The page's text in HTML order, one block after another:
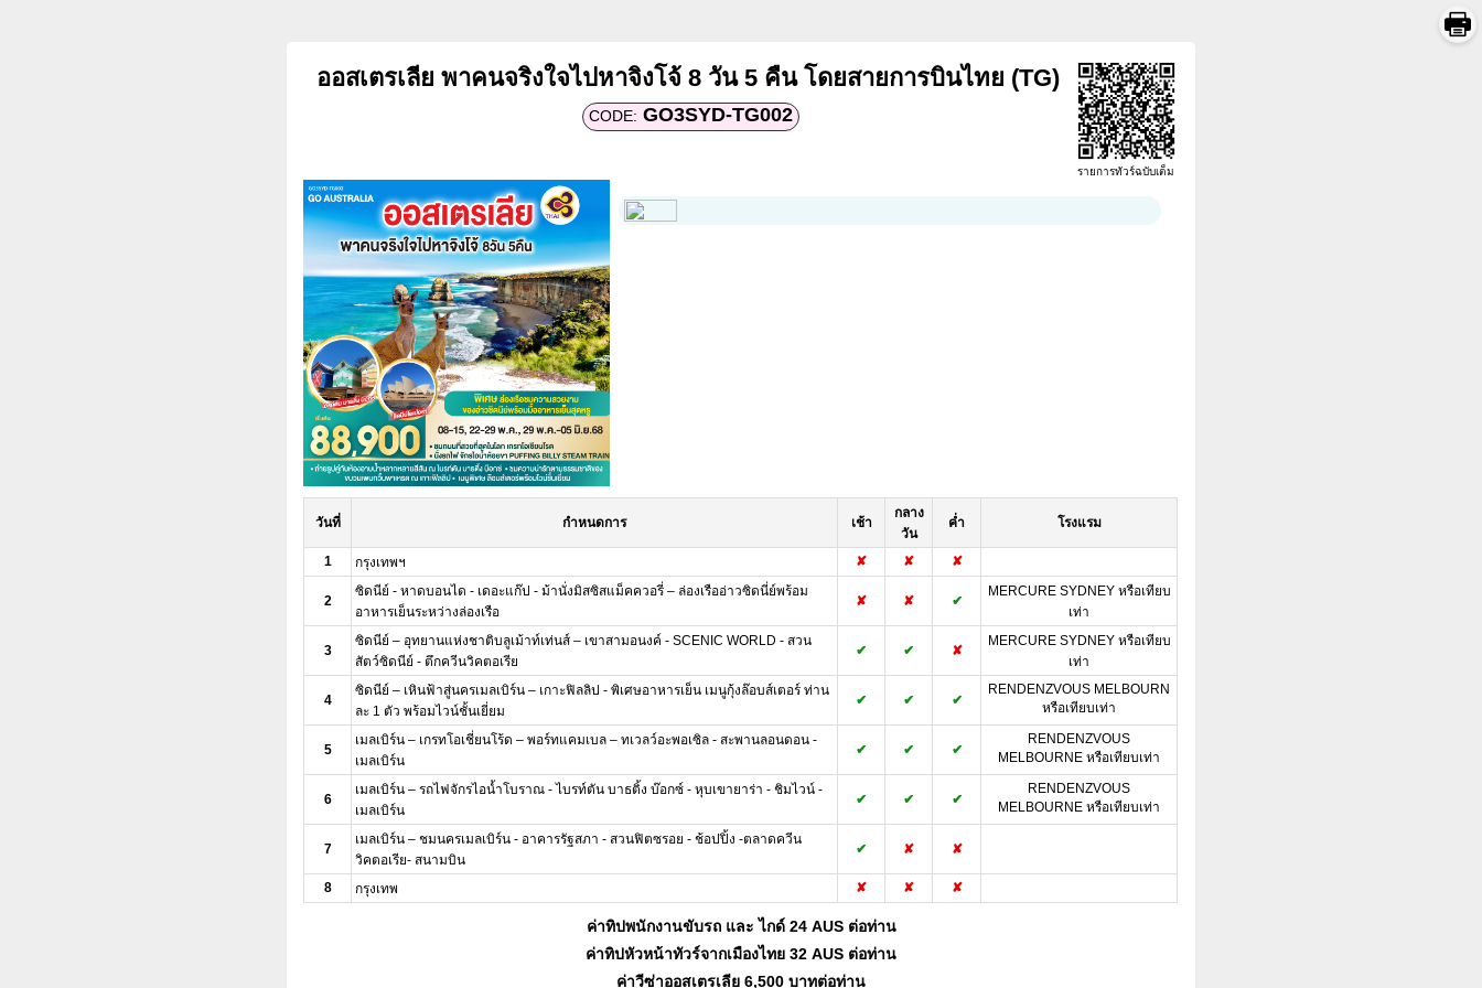
ออสเตรเลีย พาคนจริงใจไปหาจิงโจ้ 8 วัน 5 คืน โดยสายการบินไทย (TG)
CODE: GO3SYD-TG002
รายการทัวร์ฉบับเต็ม
วันที่ กำหนดการ เช้า
กลาง
วัน
ค่ำ โรงแรม
1 กรุงเทพฯ ✘ ✘ ✘
2
ซิดนีย์ - หาดบอนได - เดอะแก๊ป - ม้านั่งมิสซิสแม็คควอรี่ – ล่องเรืออ่าวซิดนี่ย์พร้อม
อาหารเย็นระหว่างล่องเรือ
✘ ✘ ✔
MERCURE SYDNEY หรือเทียบ
เท่า
3
ซิดนีย์ – อุทยานแห่งชาติบลูเม้าท์เท่นส์ – เขาสามอนงค์ - SCENIC WORLD - สวน
สัตว์ซิดนีย์ - ตึกควีนวิคตอเรีย
✔ ✔ ✘
MERCURE SYDNEY หรือเทียบ
เท่า
4
ซิดนีย์ – เหินฟ้าสู่นครเมลเบิร์น – เกาะฟิลลิป - พิเศษอาหารเย็น เมนูกุ้งล๊อบส์เตอร์ ท่าน
ละ 1 ตัว พร้อมไวน์ชั้นเยี่ยม
✔ ✔ ✔
RENDENZVOUS MELBOURN
หรือเทียบเท่า
5
เมลเบิร์น – เกรทโอเชี่ยนโร้ด – พอร์ทแคมเบล – ทเวลว์อะพอเซิล - สะพานลอนดอน -
เมลเบิร์น
✔ ✔ ✔
RENDENZVOUS
MELBOURNE หรือเทียบเท่า
6
เมลเบิร์น – รถไฟจักรไอน้ำโบราณ - ไบรท์ตัน บาธติ้ง บ๊อกซ์ - หุบเขายาร่า - ชิมไวน์ -
เมลเบิร์น
✔ ✔ ✔
RENDENZVOUS
MELBOURNE หรือเทียบเท่า
7
เมลเบิร์น – ชมนครเมลเบิร์น - อาคารรัฐสภา - สวนฟิตซรอย - ช้อปปิ้ง -ตลาดควีน
วิคตอเรีย- สนามบิน
✔ ✘ ✘
8 กรุงเทพ ✘ ✘ ✘
ค่าทิปพนักงานขับรถ และ ไกด์ 24 AUS ต่อท่าน
ค่าทิปหัวหน้าทัวร์จากเมืองไทย 32 AUS ต่อท่าน
ค่าวีซ่าออสเตรเลีย 6,500 บาทต่อท่าน